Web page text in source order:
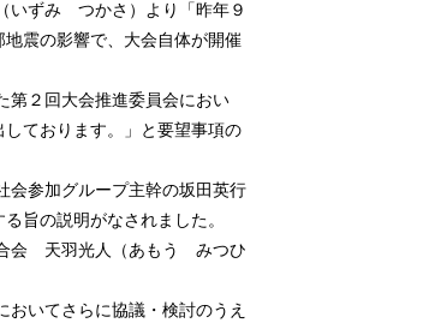
いずみ つかさ）より「昨年９
震の影響で、大会自体が開催
２回大会推進委員会におい
ております。」と要望事項の
参加グループ主幹の坂田英行
旨の説明がなされました。
会 天羽光人（あもう みつひ
いてさらに協議・検討のうえ